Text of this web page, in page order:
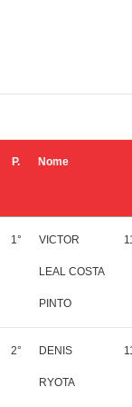
P. Nome
1° VICTOR
LEAL COSTA
PINTO
2° DENIS
RYOTA